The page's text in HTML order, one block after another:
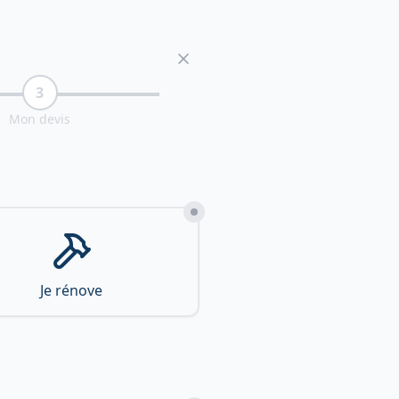
3
Mon devis
Je rénove